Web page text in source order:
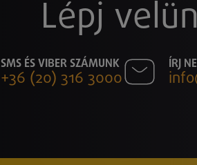
Lépj
SMS ÉS VIBER SZÁMUNK
+36 (20) 316 3000
ÍRJ